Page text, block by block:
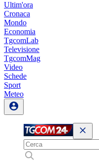
Ultim'ora
Cronaca
Mondo
Economia
TgcomLab
Televisione
TgcomMag
Video
Schede
Sport
Meteo